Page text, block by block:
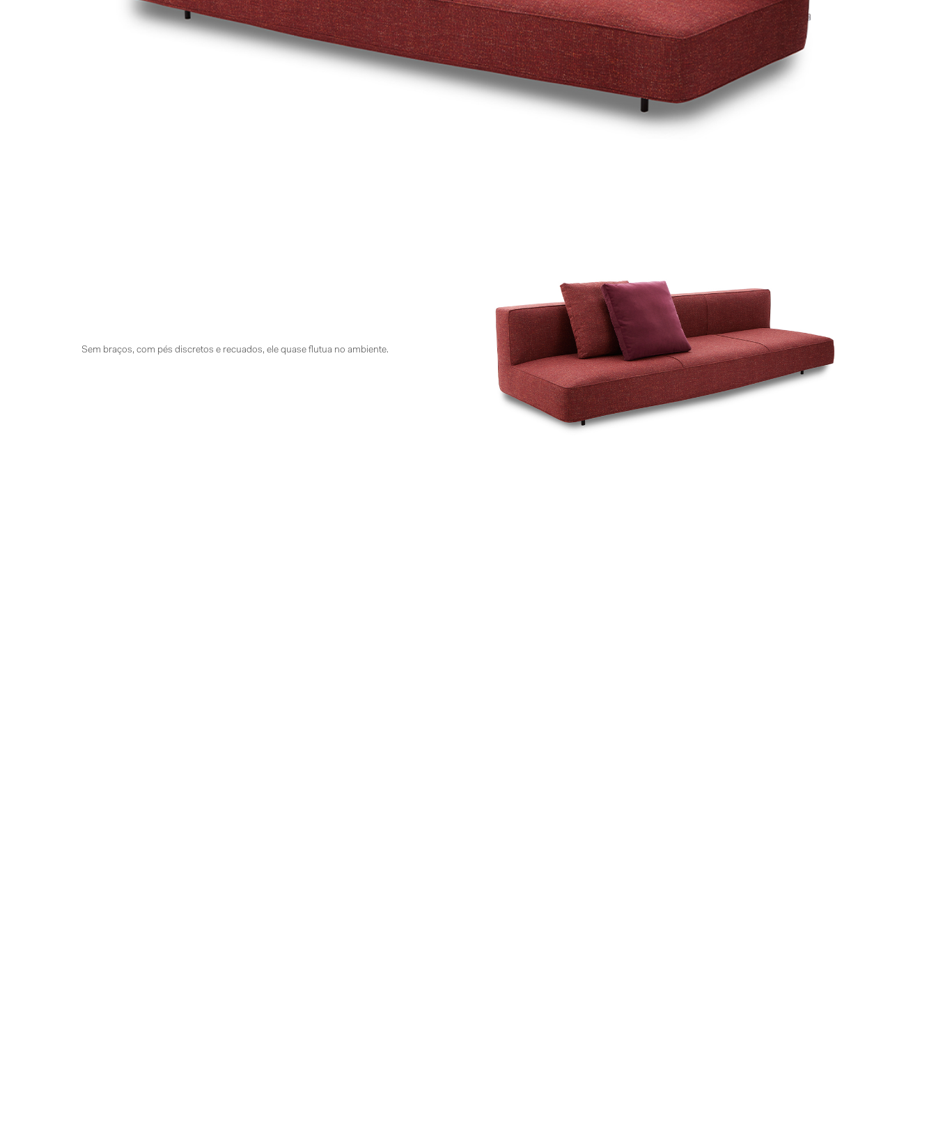
Sem braços, com pés discretos e recuados, ele quase flutua no ambiente.